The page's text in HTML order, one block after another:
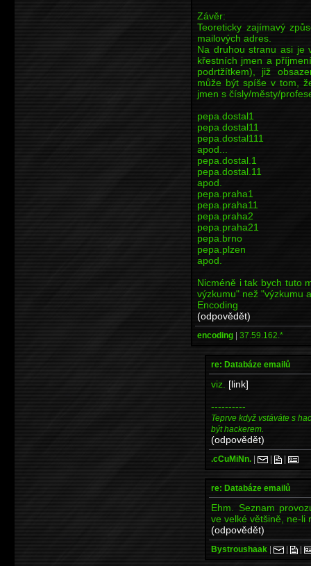
Závěr:
Teoreticky zajímavý
mailových adres.
Na druhou stranu asi je
křestních jmen a
podrtžítkem), již
může být spíše v tom,
jmen s čísly/městy/
pepa.dostal1
pepa.dostal11
pepa.dostal111
apod...
pepa.dostal.1
pepa.dostal.11
apod.
pepa.praha1
pepa.praha11
pepa.praha2
pepa.praha21
pepa.brno
pepa.plzen
apod.
Nicméně i tak bych tuto
výzkumu" než "výzkumu
Encoding
(odpovědět)
encoding | 37.59.162.*
re: Databáze emailů
viz. [link]
----------
Teprve když vstáváte s
být hackerem.
(odpovědět)
.cCuMiNn. | | |
re: Databáze emailů
Ehm. Seznam
ve velké většině, ne-li
(odpovědět)
Bystroushaak | | |